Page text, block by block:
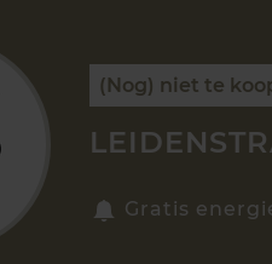
(Nog) niet te
Gratis